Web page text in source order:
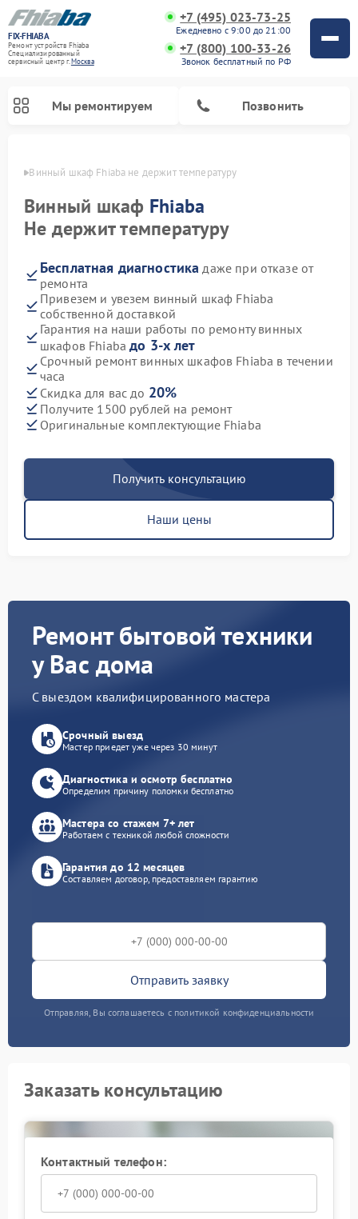
FIX-FHIABA
Ремонт устройств Fhiaba
Специализированный
cервисный центр г.Москва
+7 (495) 023-73-25
Ежедневно с 9:00 до 21:00
+7 (800) 100-33-26
Звонок бесплатный по РФ
Мы ремонтируем Позвонить
Винный шкаф Fhiaba не держит температуру
Винный шкаф Fhiaba
Не держит температуру
Бесплатная диагностика даже при отказе от
ремонта
Привезем и увезем винный шкаф Fhiaba
собственной доставкой
Гарантия на наши работы по ремонту винных
шкафов Fhiabaдо 3-х лет
Срочный ремонт винных шкафов Fhiaba в течении
часа
Скидка для вас до 20%
Получите 1500 рублей на ремонт
Оригинальные комплектующие Fhiaba
Получить консультацию
Наши цены
Ремонт бытовой техники
у Вас дома
С выездом квалифицированного мастера
Срочный выезд
Мастер приедет уже через 30 минут
Диагностика и осмотр бесплатно
Определим причину поломки бесплатно
Мастера со стажем 7+ лет
Работаем с техникой любой сложности
Гарантия до 12 месяцев
Составляем договор, предоставляем гарантию
Отправить заявку
Отправляя, Вы соглашаетесь с политикой конфиденциальности
Заказать консультацию
Контактный телефон: